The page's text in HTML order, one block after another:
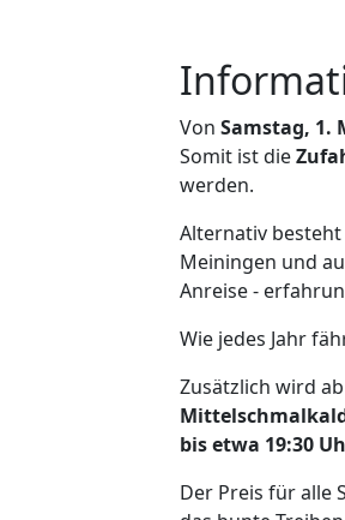
Von Samstag, 1.
Somit ist die
werden.
Alternativ
Meiningen und
Anreise -
Wie jedes Jahr
Zusätzlich wird
bis etwa 19:30
Der Preis für alle